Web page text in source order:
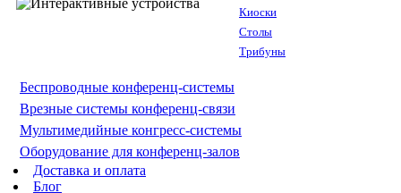
Киоски
Столы
Трибуны
Беспроводные конференц-системы
Врезные системы конференц-связи
Мультимедийные конгресс-системы
Оборудование для конференц-залов
Доставка и оплата
Блог